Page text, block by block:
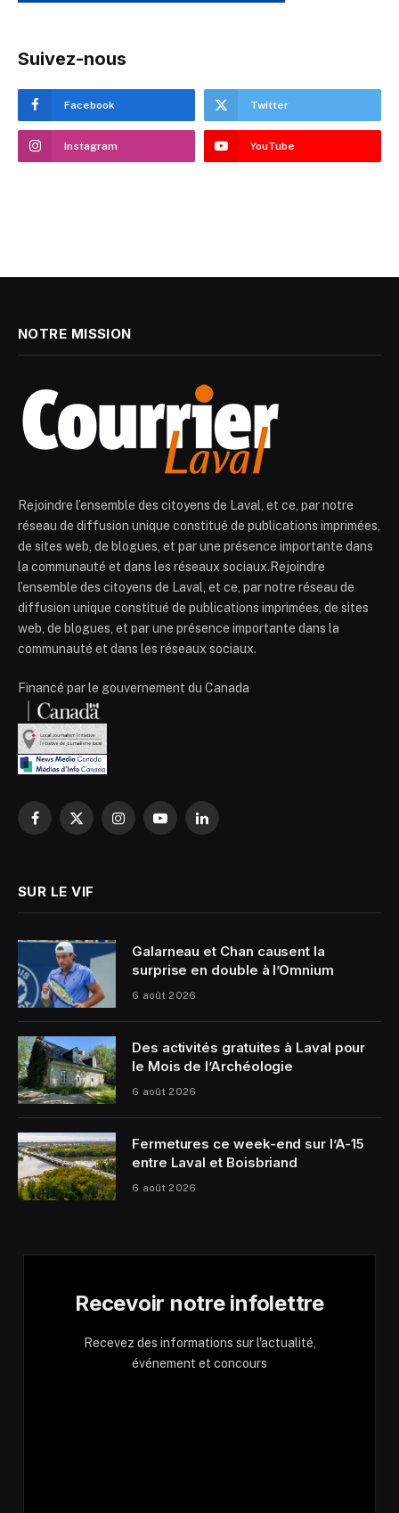
Suivez-nous
Facebook Twitter
Instagram YouTube
NOTRE MISSION
Rejoindre l’ensemble des citoyens de Laval, et ce, par notre
réseau de diffusion unique constitué de publications imprimées,
de sites web, de blogues, et par une présence importante dans
la communauté et dans les réseaux sociaux.Rejoindre
l’ensemble des citoyens de Laval, et ce, par notre réseau de
diffusion unique constitué de publications imprimées, de sites
web, de blogues, et par une présence importante dans la
communauté et dans les réseaux sociaux.
Financé par le gouvernement du Canada
Facebook
X
InstagramYouTubeLinkedIn
SUR LE VIF
Galarneau et Chan causent la
surprise en double à l’Omnium
6 août 2026
Des activités gratuites à Laval pour
le Mois de l’Archéologie
6 août 2026
Fermetures ce week-end sur l’A-15
entre Laval et Boisbriand
6 août 2026
Recevoir notre infolettre
Recevez des informations sur l'actualité,
événement et concours